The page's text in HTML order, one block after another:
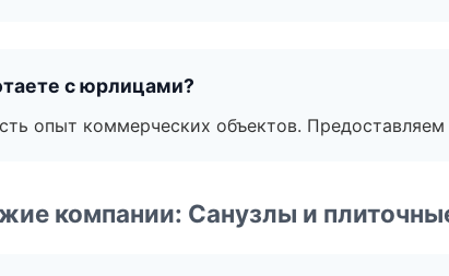
с юрлицами?
опыт коммерческих объектов.
компании: Санузлы и